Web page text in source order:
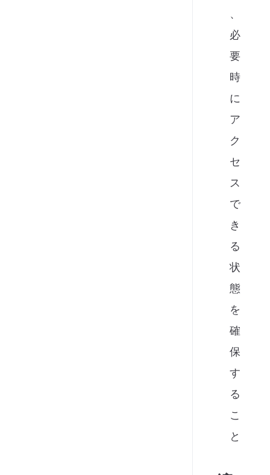
、
必
要
時
に
ア
ク
セ
ス
で
き
る
状
態
を
確
保
す
る
こ
と